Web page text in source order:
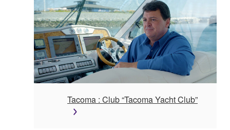
Tacoma : Club “Tacoma Yacht Club”